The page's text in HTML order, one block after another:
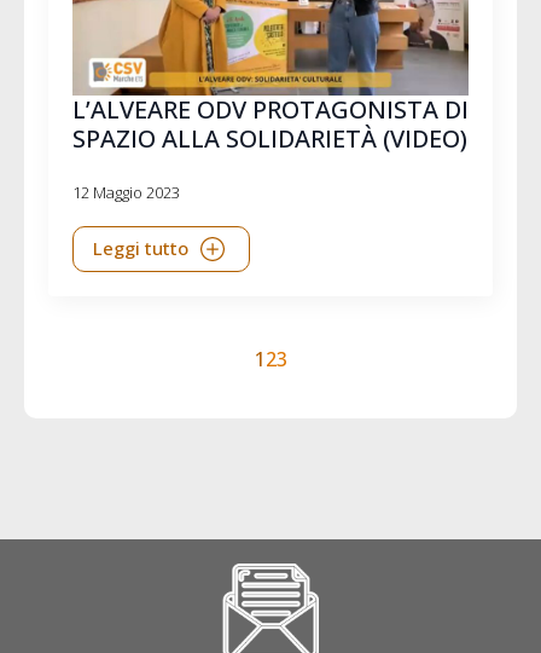
L’ALVEARE ODV PROTAGONISTA DI
SPAZIO ALLA SOLIDARIETÀ (VIDEO)
12 Maggio 2023
Leggi tutto
123